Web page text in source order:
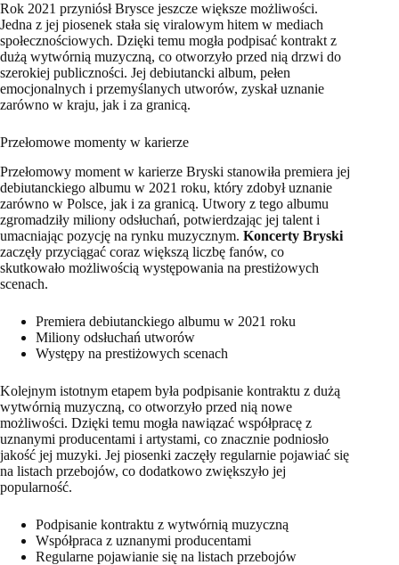
Rok 2021 przyniósł Brysce jeszcze większe możliwości.
Jedna z jej piosenek stała się viralowym hitem w mediach
społecznościowych. Dzięki temu mogła podpisać kontrakt z
dużą wytwórnią muzyczną, co otworzyło przed nią drzwi do
szerokiej publiczności. Jej debiutancki album, pełen
emocjonalnych i przemyślanych utworów, zyskał uznanie
zarówno w kraju, jak i za granicą.
Przełomowe momenty w karierze
Przełomowy moment w karierze Bryski stanowiła premiera jej
debiutanckiego albumu w 2021 roku, który zdobył uznanie
zarówno w Polsce, jak i za granicą. Utwory z tego albumu
zgromadziły miliony odsłuchań, potwierdzając jej talent i
umacniając pozycję na rynku muzycznym. Koncerty Bryski
zaczęły przyciągać coraz większą liczbę fanów, co
skutkowało możliwością występowania na prestiżowych
scenach.
Premiera debiutanckiego albumu w 2021 roku
Miliony odsłuchań utworów
Występy na prestiżowych scenach
Kolejnym istotnym etapem była podpisanie kontraktu z dużą
wytwórnią muzyczną, co otworzyło przed nią nowe
możliwości. Dzięki temu mogła nawiązać współpracę z
uznanymi producentami i artystami, co znacznie podniosło
jakość jej muzyki. Jej piosenki zaczęły regularnie pojawiać się
na listach przebojów, co dodatkowo zwiększyło jej
popularność.
Podpisanie kontraktu z wytwórnią muzyczną
Współpraca z uznanymi producentami
Regularne pojawianie się na listach przebojów